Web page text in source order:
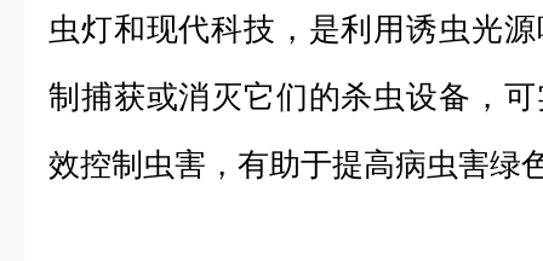
虫灯和现代科技，是利用诱虫光
制捕获或消灭它们的杀虫设备，
效控制虫害，有助于提高病虫害绿